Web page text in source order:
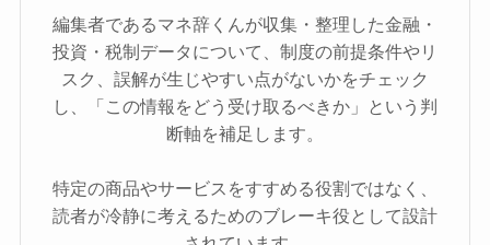
編集者であるマネ辞くんが収集・整理した金融・
投資・税制データについて、制度の前提条件やリ
スク、誤解が生じやすい点がないかをチェック
し、「この情報をどう受け取るべきか」という判
断軸を補足します。
特定の商品やサービスをすすめる役割ではなく、
読者が冷静に考えるためのブレーキ役として設計